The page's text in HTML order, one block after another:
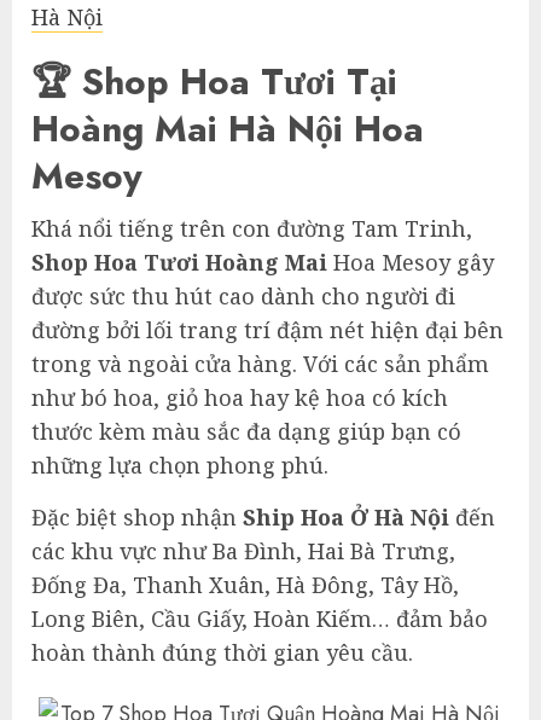
Hà Nội
🏆 Shop Hoa Tươi Tại
Hoàng Mai Hà Nội Hoa
Mesoy
Khá nổi tiếng trên con đường Tam Trinh,
Shop Hoa Tươi Hoàng Mai Hoa Mesoy gây
được sức thu hút cao dành cho người đi
đường bởi lối trang trí đậm nét hiện đại bên
trong và ngoài cửa hàng. Với các sản phẩm
như bó hoa, giỏ hoa hay kệ hoa có kích
thước kèm màu sắc đa dạng giúp bạn có
những lựa chọn phong phú.
Đặc biệt shop nhận Ship Hoa Ở Hà Nội đến
các khu vực như Ba Đình, Hai Bà Trưng,
Đống Đa, Thanh Xuân, Hà Đông, Tây Hồ,
Long Biên, Cầu Giấy, Hoàn Kiếm… đảm bảo
hoàn thành đúng thời gian yêu cầu.